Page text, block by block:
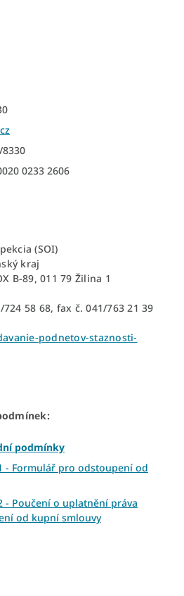
0233 2606
(SOI)
kraj
B-89, 011 79 Žilina 1
58 68, fax č. 041/763 21 39
podnetov-staznosti-
podmínky
- Formulář pro odstoupení od
- Poučení o uplatnění práva
od kupní smlouvy